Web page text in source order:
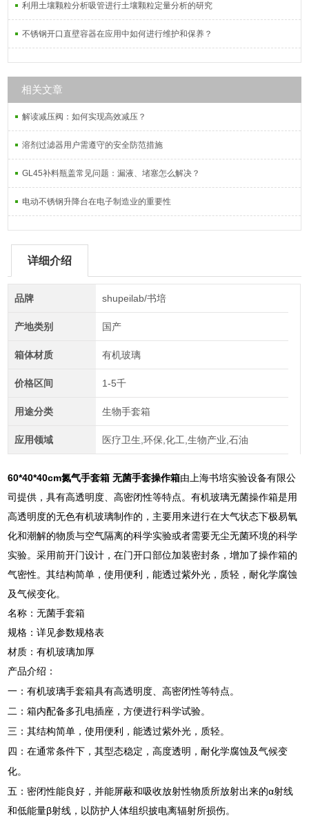
利用土壤颗粒分析吸管进行土壤颗粒定量分析的研究
不锈钢开口直壁容器在应用中如何进行维护和保养？
相关文章
解读减压阀：如何实现高效减压？
溶剂过滤器用户需遵守的安全防范措施
GL45补料瓶盖常见问题：漏液、堵塞怎么解决？
电动不锈钢升降台在电子制造业的重要性
详细介绍
品牌 shupeilab/书培
产地类别 国产
箱体材质 有机玻璃
价格区间 1-5千
用途分类 生物手套箱
应用领域 医疗卫生,环保,化工,生物产业,石油
60*40*40cm氮气手套箱 无菌手套操作箱由上海书培实验设备有限公
司提供，具有高透明度、高密闭性等特点。有机玻璃无菌操作箱是用
高透明度的无色有机玻璃制作的，主要用来进行在大气状态下极易氧
化和潮解的物质与空气隔离的科学实验或者需要无尘无菌环境的科学
实验。采用前开门设计，在门开口部位加装密封条，增加了操作箱的
气密性。其结构简单，使用便利，能透过紫外光，质轻，耐化学腐蚀
及气候变化。
名称：无菌手套箱
规格：详见参数规格表
材质：有机玻璃加厚
产品介绍：
一：有机玻璃手套箱具有高透明度、高密闭性等特点。
二：箱内配备多孔电插座，方便进行科学试验。
三：其结构简单，使用便利，能透过紫外光，质轻。
四：在通常条件下，其型态稳定，高度透明，耐化学腐蚀及气候变
化。
五：密闭性能良好，并能屏蔽和吸收放射性物质所放射出来的α射线
和低能量β射线，以防护人体组织披电离辐射所损伤。